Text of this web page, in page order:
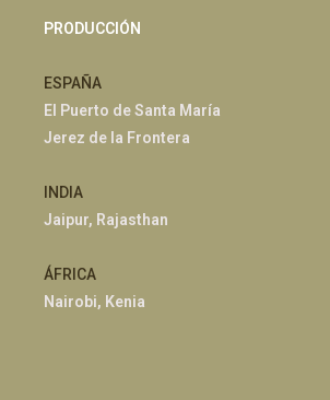
PRODUCCIÓN
ESPAÑA
El Puerto de Santa María
Jerez de la Frontera
INDIA
Jaipur, Rajasthan
ÁFRICA
Nairobi, Kenia